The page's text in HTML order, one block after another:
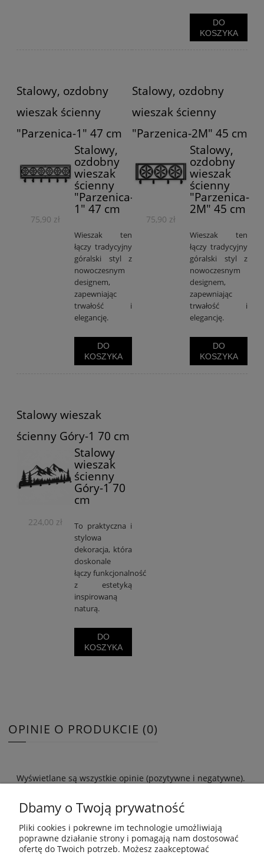
DO
KOSZYKA
Stalowy, ozdobny
wieszak ścienny
"Parzenica-1" 47 cm
75,90 zł
Stalowy,
ozdobny
wieszak
ścienny
"Parzenica-
1" 47 cm
Wieszak ten
łączy tradycyjny
góralski styl z
nowoczesnym
designem,
zapewniając
trwałość i
elegancję.
DO
KOSZYKA
Stalowy, ozdobny
wieszak ścienny
"Parzenica-2M" 45 cm
75,90 zł
Stalowy,
ozdobny
wieszak
ścienny
"Parzenica-
2M" 45 cm
Wieszak ten
łączy tradycyjny
góralski styl z
nowoczesnym
designem,
zapewniając
trwałość i
elegancję.
DO
KOSZYKA
Stalowy wieszak
ścienny Góry-1 70 cm
224,00 zł
Stalowy
wieszak
ścienny
Góry-1 70
cm
To praktyczna i
stylowa
dekoracja, która
doskonale
łączy funkcjonalność
z estetyką
inspirowaną
naturą.
DO
KOSZYKA
OPINIE O PRODUKCIE (0)
Wyświetlane są wszystkie opinie (pozytywne i negatywne).
Dbamy o Twoją prywatność
Pliki cookies i pokrewne im technologie umożliwiają
poprawne działanie strony i pomagają nam dostosować
ofertę do Twoich potrzeb. Możesz zaakceptować